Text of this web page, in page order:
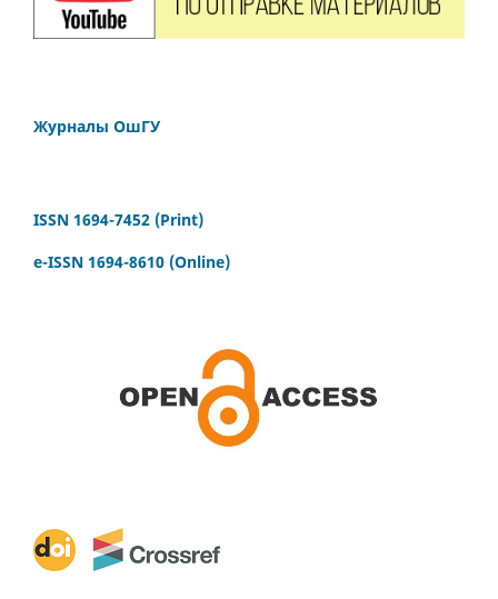
Журналы ОшГУ
ISSN 1694-7452 (Print)
e-ISSN 1694-8610 (Online)